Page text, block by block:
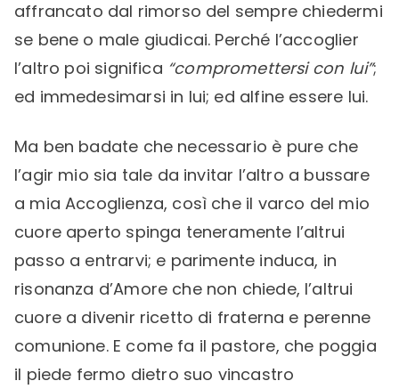
affrancato dal rimorso del sempre chiedermi
se bene o male giudicai. Perché l’accoglier
l’altro poi significa “compromettersi con lui”;
ed immedesimarsi in lui; ed alfine essere lui.
Ma ben badate che necessario è pure che
l’agir mio sia tale da invitar l’altro a bussare
a mia Accoglienza, così che il varco del mio
cuore aperto spinga teneramente l’altrui
passo a entrarvi; e parimente induca, in
risonanza d’Amore che non chiede, l’altrui
cuore a divenir ricetto di fraterna e perenne
comunione. E come fa il pastore, che poggia
il piede fermo dietro suo vincastro